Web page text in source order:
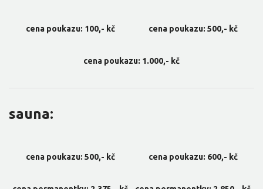
cena poukazu: 100,- kč cena poukazu: 500,- kč
cena poukazu: 1.000,- kč
sauna:
cena poukazu: 500,- kč cena poukazu: 600,- kč